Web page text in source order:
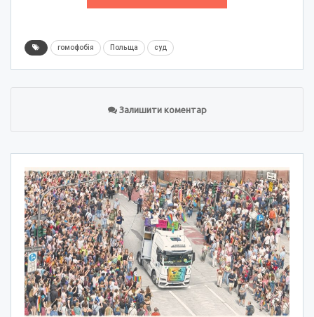
гомофобія Польща суд
Залишити коментар